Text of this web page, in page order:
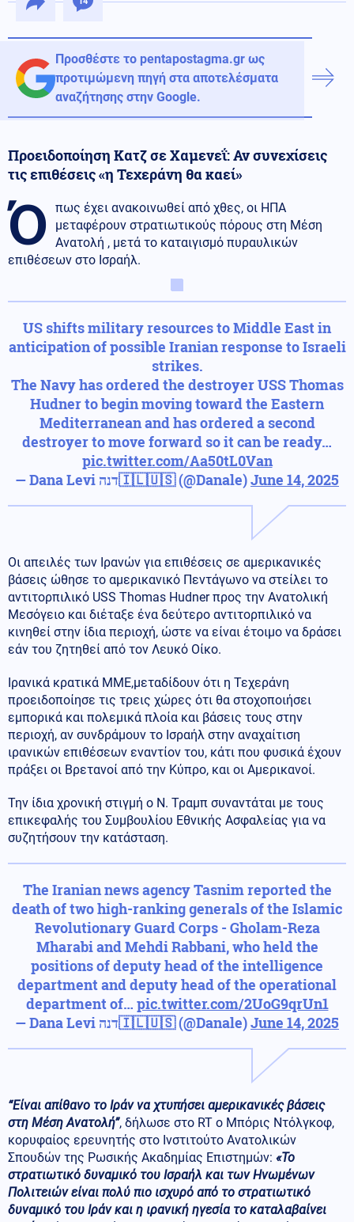
Προσθέστε το pentapostagma.gr ως
προτιμώμενη πηγή στα αποτελέσματα
αναζήτησης στην Google.
Προειδοποίηση Κατζ σε Χαμενεΐ: Αν συνεχίσεις
τις επιθέσεις «η Τεχεράνη θα καεί»
Ό
πως έχει ανακοινωθεί από χθες, οι ΗΠΑ
μεταφέρουν στρατιωτικούς πόρους στη Μέση
Ανατολή , μετά το καταιγισμό πυραυλικών
επιθέσεων στο Ισραήλ.
US shifts military resources to Middle East in
anticipation of possible Iranian response to Israeli
strikes.
The Navy has ordered the destroyer USS Thomas
Hudner to begin moving toward the Eastern
Mediterranean and has ordered a second
destroyer to move forward so it can be ready…
pic.twitter.com/Aa50tL0Van
— Dana Levi דנה🇮🇱🇺🇸 (@Danale)June 14, 2025
Οι απειλές των Ιρανών για επιθέσεις σε αμερικανικές
βάσεις ώθησε το αμερικανικό Πεντάγωνο να στείλει το
αντιτορπιλικό USS Thomas Hudner προς την Ανατολική
Μεσόγειο και διέταξε ένα δεύτερο αντιτορπιλικό να
κινηθεί στην ίδια περιοχή, ώστε να είναι έτοιμο να δράσει
εάν του ζητηθεί από τον Λευκό Οίκο.
Ιρανικά κρατικά ΜΜΕ,μεταδίδουν ότι η Τεχεράνη
προειδοποίησε τις τρεις χώρες ότι θα στοχοποιήσει
εμπορικά και πολεμικά πλοία και βάσεις τους στην
περιοχή, αν συνδράμουν το Ισραήλ στην αναχαίτιση
ιρανικών επιθέσεων εναντίον του, κάτι που φυσικά έχουν
πράξει οι Βρετανοί από την Κύπρο, και οι Αμερικανοί.
Την ίδια χρονική στιγμή ο Ν. Τραμπ συναντάται με τους
επικεφαλής του Συμβουλίου Εθνικής Ασφαλείας για να
συζητήσουν την κατάσταση.
The Iranian news agency Tasnim reported the
death of two high-ranking generals of the Islamic
Revolutionary Guard Corps - Gholam-Reza
Mharabi and Mehdi Rabbani, who held the
positions of deputy head of the intelligence
department and deputy head of the operational
department of… pic.twitter.com/2UoG9qrUn1
— Dana Levi דנה🇮🇱🇺🇸 (@Danale)June 14, 2025
“Είναι απίθανο το Ιράν να χτυπήσει αμερικανικές βάσεις
στη Μέση Ανατολή”, δήλωσε στο RT ο Μπόρις Ντόλγκοφ,
κορυφαίος ερευνητής στο Ινστιτούτο Ανατολικών
Σπουδών της Ρωσικής Ακαδημίας Επιστημών: «Το
στρατιωτικό δυναμικό του Ισραήλ και των Ηνωμένων
Πολιτειών είναι πολύ πιο ισχυρό από το στρατιωτικό
δυναμικό του Ιράν και η ιρανική ηγεσία το καταλαβαίνει